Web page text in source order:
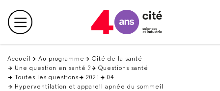
en
haut Menu principal
Accueil Au programme
Cité de la santé
Une question en santé ?
Questions santé
Toutes les questions
2021
04
Hyperventilation et appareil apnée du sommeil